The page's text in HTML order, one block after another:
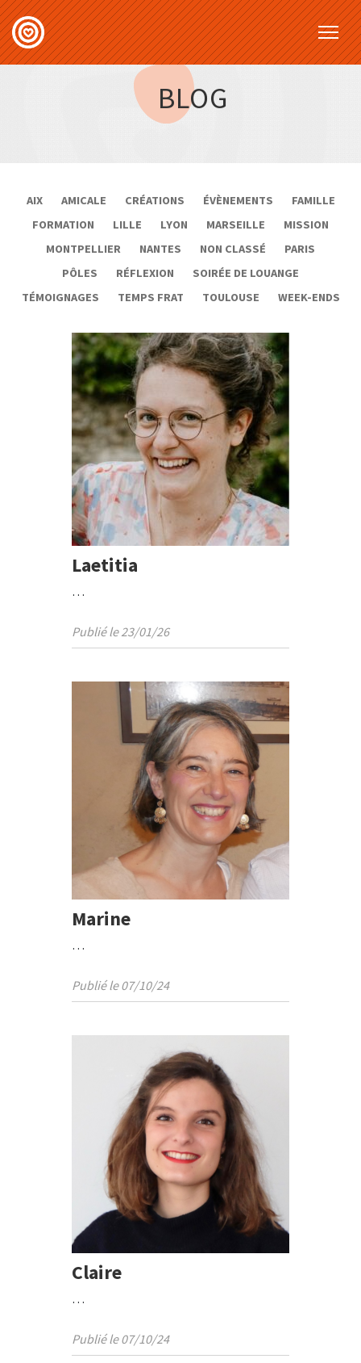
BLOG
AIX AMICALE CRÉATIONS ÉVÈNEMENTS
FAMILLE
FORMATION
LILLE LYON MARSEILLE
MISSION
MONTPELLIER
NANTES NON CLASSÉ
PARIS
PÔLES
RÉFLEXION
SOIRÉE DE LOUANGE
TÉMOIGNAGES
TEMPS FRAT TOULOUSE WEEK-ENDS
Laetitia
…
Publié le 23/01/26
Marine
…
Publié le 07/10/24
Claire
…
Publié le 07/10/24